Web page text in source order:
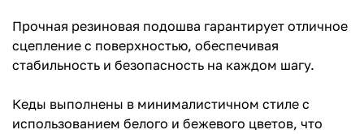
Прочная резиновая подошва гарантирует отличное
сцепление с поверхностью, обеспечивая
стабильность и безопасность на каждом шагу.
Кеды выполнены в минималистичном стиле с
использованием белого и бежевого цветов, что